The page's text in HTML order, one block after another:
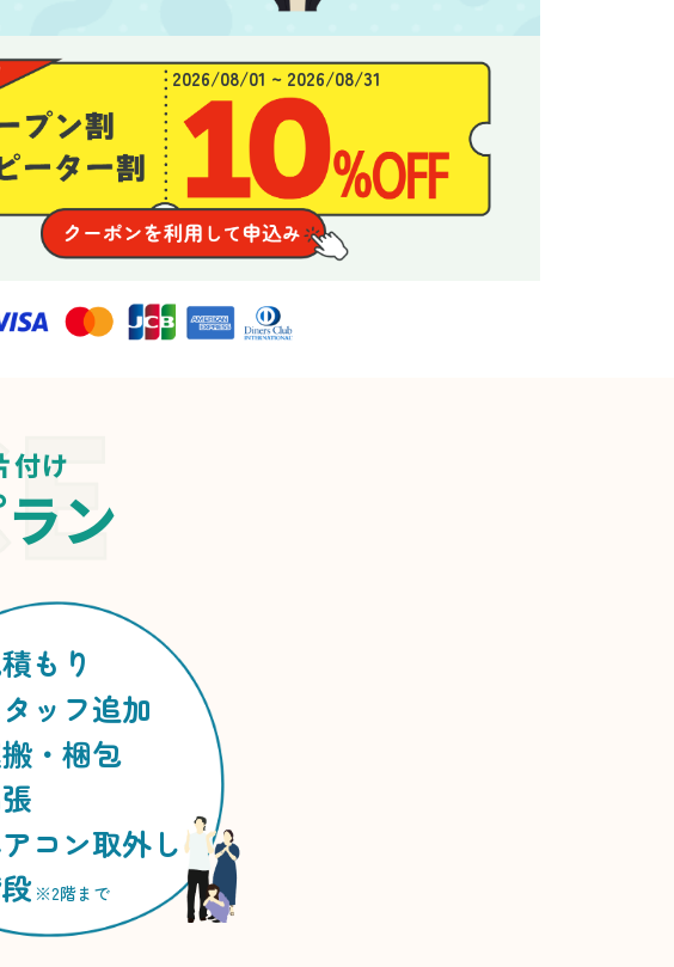
2026/08/01 ~ 2026/08/31
付け
ン
もり
ッフ追加
・梱包
コン取外し
※2階まで